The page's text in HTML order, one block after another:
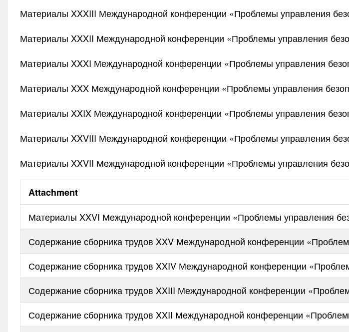
Материалы XXXIII Международной конференции «Проблемы управления
Материалы XXXII Международной конференции «Проблемы управления
Материалы XXXI Международной конференции «Проблемы управления
Материалы XXX Международной конференции «Проблемы управления
Материалы XXIX Международной конференции «Проблемы управления
Материалы XXVIII Международной конференции «Проблемы управления
Материалы XXVII Международной конференции «Проблемы управления
Attachment
Материалы XXVI Международной конференции «Проблемы управления
Содержание сборника трудов XXV Международной конференции
Содержание сборника трудов XXIV Международной конференции
Содержание сборника трудов XXIII Международной конференции
Содержание сборника трудов XXII Международной конференции